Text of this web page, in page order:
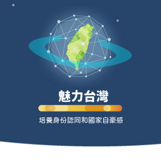
魅力台灣
培養身份認同和國家自豪感